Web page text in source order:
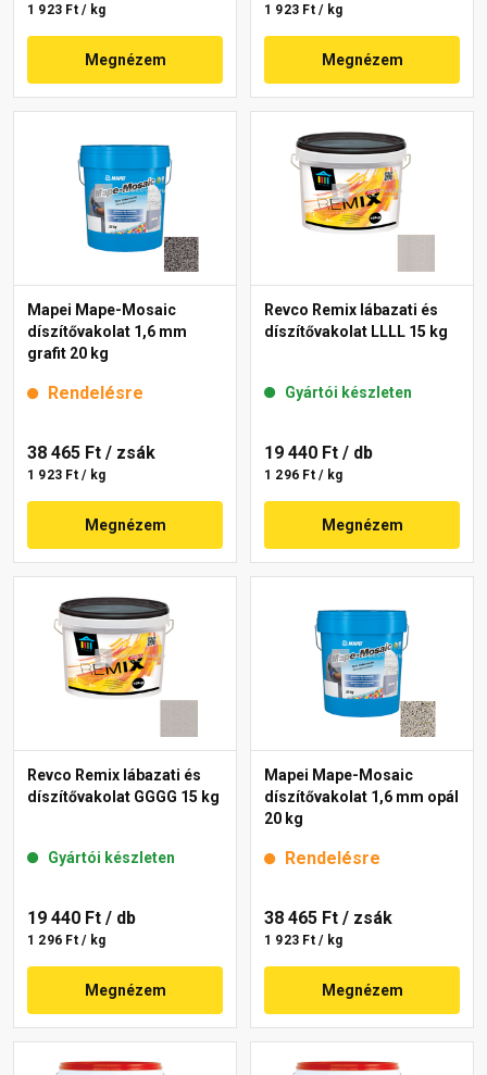
1 923 Ft / kg
Megnézem
1 923 Ft / kg
Megnézem
Mapei Mape-Mosaic
díszítővakolat 1,6 mm
grafit 20 kg
Rendelésre
38 465 Ft / zsák
1 923 Ft / kg
Megnézem
Revco Remix lábazati és
díszítővakolat LLLL 15 kg
Gyártói készleten
19 440 Ft / db
1 296 Ft / kg
Megnézem
Revco Remix lábazati és
díszítővakolat GGGG 15 kg
Gyártói készleten
19 440 Ft / db
1 296 Ft / kg
Megnézem
Mapei Mape-Mosaic
díszítővakolat 1,6 mm opál
20 kg
Rendelésre
38 465 Ft / zsák
1 923 Ft / kg
Megnézem